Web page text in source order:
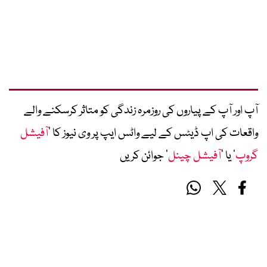
آپ اور آپ کے پیاروں کی روزمرہ زندگی کو متاثر کرسکنے والے
واقعات کی اپ ڈیٹس کے لیے واٹس ایپ پر وی نیوز کا ’آفیشل
گروپ‘ یا ’آفیشل چینل‘ جوائن کریں